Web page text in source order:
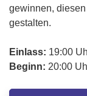
gewinnen,
gestalten.
Einlass: 19:00
Beginn: 20:00